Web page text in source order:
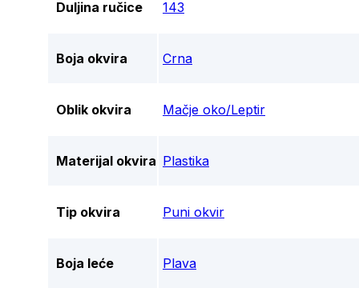
Duljina ručice 143
Boja okvira Crna
Oblik okvira Mačje oko/Leptir
Materijal okvira Plastika
Tip okvira Puni okvir
Boja leće Plava